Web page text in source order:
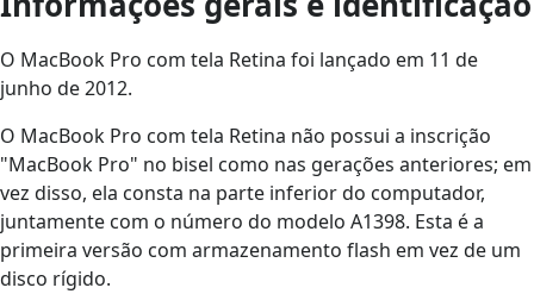
O MacBook Pro com tela Retina foi lançado em 11 de
junho de 2012.
O MacBook Pro com tela Retina não possui a inscrição
"MacBook Pro" no bisel como nas gerações anteriores; em
vez disso, ela consta na parte inferior do computador,
juntamente com o número do modelo A1398. Esta é a
primeira versão com armazenamento flash em vez de um
disco rígido.